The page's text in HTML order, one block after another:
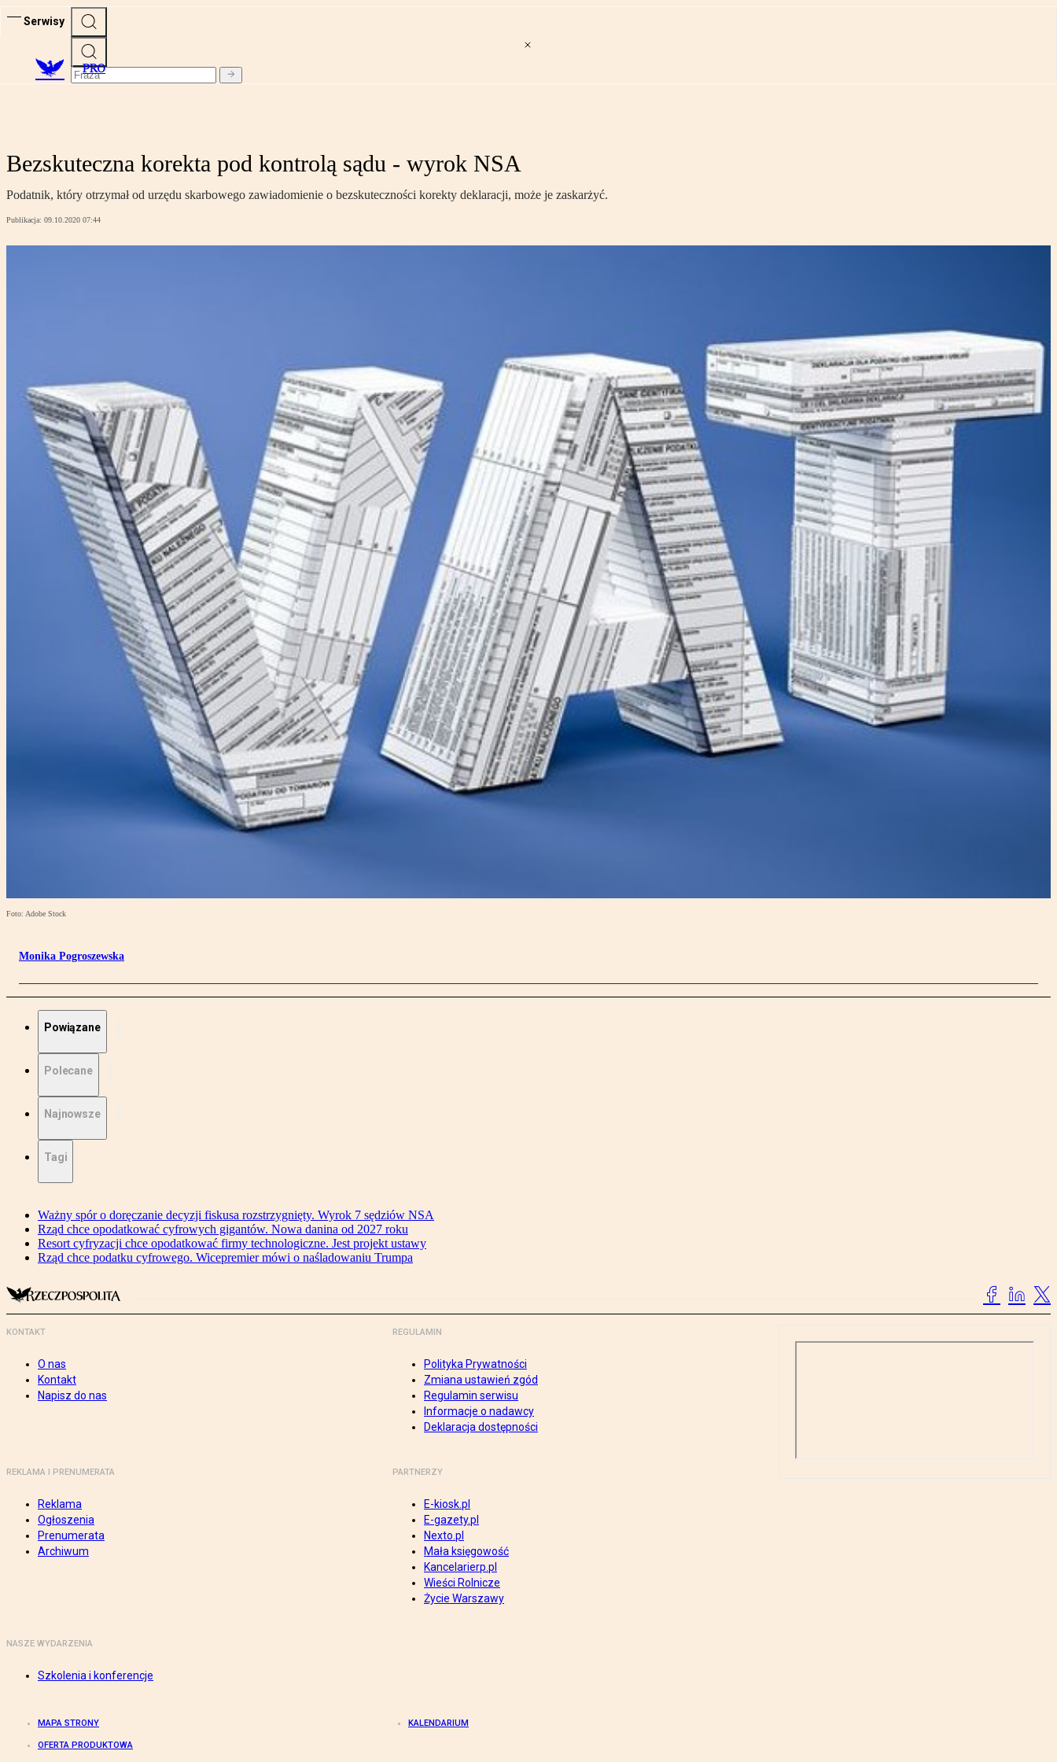
Serwisy
PRO
Bezskuteczna korekta pod kontrolą sądu - wyrok NSA
Podatnik, który otrzymał od urzędu skarbowego zawiadomienie o bezskuteczności korekty deklaracji, może je zaskarżyć.
Publikacja: 09.10.2020 07:44
Foto: Adobe Stock
Monika Pogroszewska
Powiązane
Polecane
Najnowsze
Tagi
Ważny spór o doręczanie decyzji fiskusa rozstrzygnięty. Wyrok 7 sędziów NSA
Rząd chce opodatkować cyfrowych gigantów. Nowa danina od 2027 roku
Resort cyfryzacji chce opodatkować firmy technologiczne. Jest projekt ustawy
Rząd chce podatku cyfrowego. Wicepremier mówi o naśladowaniu Trumpa
KONTAKT
O nas
Kontakt
Napisz do nas
REGULAMIN
Polityka Prywatności
Zmiana ustawień zgód
Regulamin serwisu
Informacje o nadawcy
Deklaracja dostępności
REKLAMA I PRENUMERATA
Reklama
Ogłoszenia
Prenumerata
Archiwum
PARTNERZY
E-kiosk.pl
E-gazety.pl
Nexto.pl
Mała księgowość
Kancelarierp.pl
Wieści Rolnicze
Życie Warszawy
NASZE WYDARZENIA
Szkolenia i konferencje
MAPA STRONY KALENDARIUM
OFERTA PRODUKTOWA